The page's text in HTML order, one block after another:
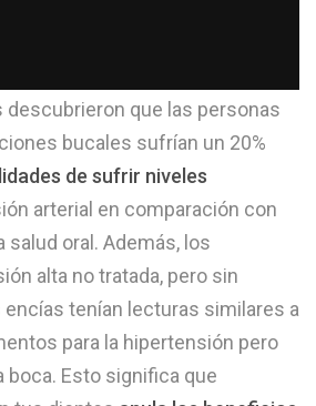
descubrieron que las personas
bucales sufrían un 20%
de sufrir niveles
arterial en comparación con
salud oral. Además, los
alta no tratada, pero sin
tenían lecturas similares a
para la hipertensión pero
boca. Esto significa que